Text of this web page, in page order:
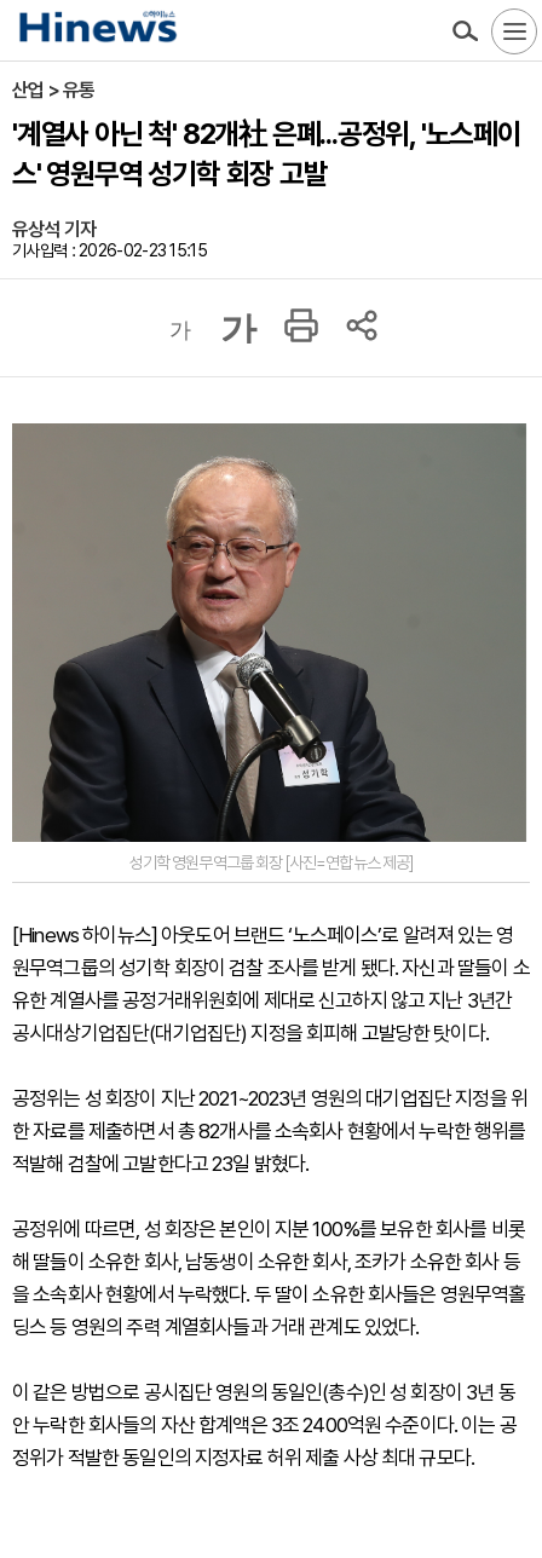
산업 > 유통
'계열사 아닌 척' 82개社 은폐...공정위, '노스페이
스' 영원무역 성기학 회장 고발
유상석 기자
기사입력 : 2026-02-23 15:15
가 가
성기학 영원무역그룹 회장 [사진=연합뉴스 제공]
[Hinews 하이뉴스] 아웃도어 브랜드 ‘노스페이스’로 알려져 있는 영
원무역그룹의 성기학 회장이 검찰 조사를 받게 됐다. 자신과 딸들이 소
유한 계열사를 공정거래위원회에 제대로 신고하지 않고 지난 3년간
공시대상기업집단(대기업집단) 지정을 회피해 고발당한 탓이다.
공정위는 성 회장이 지난 2021~2023년 영원의 대기업집단 지정을 위
한 자료를 제출하면서 총 82개사를 소속회사 현황에서 누락한 행위를
적발해 검찰에 고발한다고 23일 밝혔다.
공정위에 따르면, 성 회장은 본인이 지분 100%를 보유한 회사를 비롯
해 딸들이 소유한 회사, 남동생이 소유한 회사, 조카가 소유한 회사 등
을 소속회사 현황에서 누락했다. 두 딸이 소유한 회사들은 영원무역홀
딩스 등 영원의 주력 계열회사들과 거래 관계도 있었다.
이 같은 방법으로 공시집단 영원의 동일인(총수)인 성 회장이 3년 동
안 누락한 회사들의 자산 합계액은 3조 2400억원 수준이다. 이는 공
정위가 적발한 동일인의 지정자료 허위 제출 사상 최대 규모다.